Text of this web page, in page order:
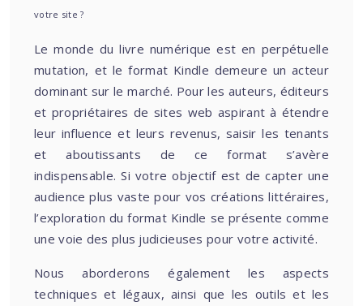
votre site ?
Le monde du livre numérique est en perpétuelle
mutation, et le format Kindle demeure un acteur
dominant sur le marché. Pour les auteurs, éditeurs
et propriétaires de sites web aspirant à étendre
leur influence et leurs revenus, saisir les tenants
et aboutissants de ce format s’avère
indispensable. Si votre objectif est de capter une
audience plus vaste pour vos créations littéraires,
l’exploration du format Kindle se présente comme
une voie des plus judicieuses pour votre activité.
Nous aborderons également les aspects
techniques et légaux, ainsi que les outils et les